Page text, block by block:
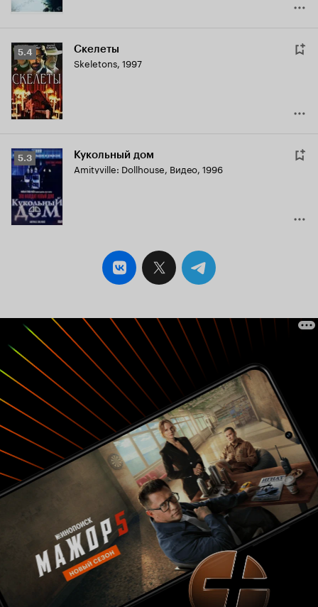
Рейтинг
Кинопоиска
5.4
5.4 Скелеты
Skeletons, 1997
Рейтинг
Кинопоиска
5.3
5.3 Кукольный дом
Amityville: Dollhouse, Видео, 1996